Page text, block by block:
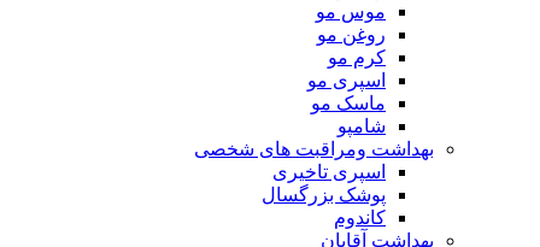
موس مو
روغن مو
کرم مو
اسپری مو
ماسک مو
شامپو
بهداشت ومراقبت های شخصی
اسپری تاخیری
پوشک بزرگسال
کاندوم
بهداشت آقایان